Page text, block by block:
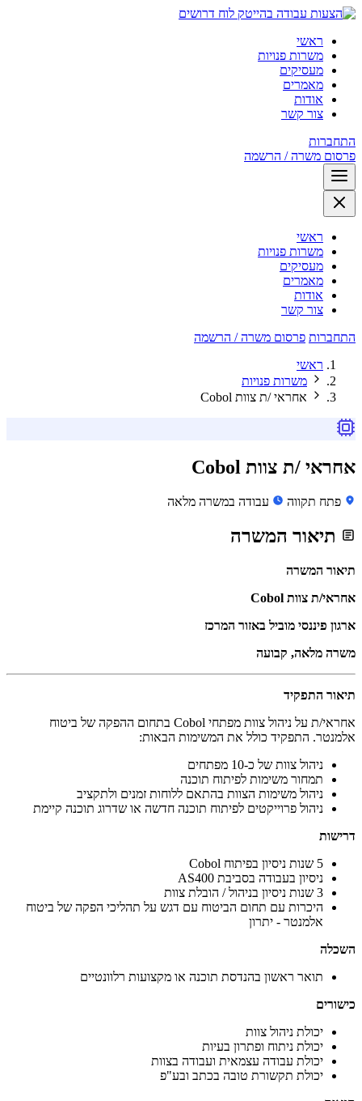
לוח דרושים
ראשי
משרות פנויות
מעסיקים
מאמרים
אודות
צור קשר
התחברות
פרסום משרה / הרשמה
ראשי
משרות פנויות
מעסיקים
מאמרים
אודות
צור קשר
התחברות פרסום משרה / הרשמה
ראשי
משרות פנויות
אחראי /ת צוות Cobol
אחראי /ת צוות Cobol
פתח תקווה עבודה במשרה מלאה
תיאור המשרה
תיאור המשרה
אחראי/ת צוות Cobol
ארגון פיננסי מוביל באזור המרכז
משרה מלאה, קבועה
תיאור התפקיד
אחראי/ת על ניהול צוות מפתחי Cobol בתחום ההפקה של ביטוח
אלמנטר. התפקיד כולל את המשימות הבאות:
ניהול צוות של כ-10 מפתחים
תמחור משימות לפיתוח תוכנה
ניהול משימות הצוות בהתאם ללוחות זמנים ולתקציב
ניהול פרוייקטים לפיתוח תוכנה חדשה או שדרוג תוכנה קיימת
דרישות
5 שנות ניסיון בפיתוח Cobol
ניסיון בעבודה בסביבת AS400
3 שנות ניסיון בניהול / הובלת צוות
היכרות עם תחום הביטוח עם דגש על תהליכי הפקה של ביטוח
אלמנטר - יתרון
השכלה
תואר ראשון בהנדסת תוכנה או מקצועות רלוונטיים
כישורים
יכולת ניהול צוות
יכולת ניתוח ופתרון בעיות
יכולת עבודה עצמאית ועבודה בצוות
יכולת תקשורת טובה בכתב ובע"פ